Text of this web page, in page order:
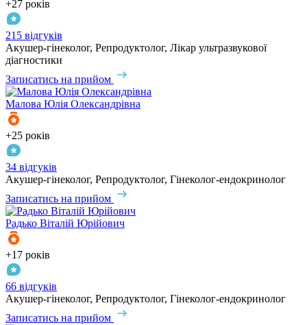
+27 років
215 відгуків
Акушер-гінеколог, Репродуктолог, Лікар ультразвукової
діагностики
Записатись на прийом
Малова Юлія Олександрівна
+25 років
34 відгуків
Акушер-гінеколог, Репродуктолог, Гінеколог-ендокринолог
Записатись на прийом
Радько Віталій Юрійович
+17 років
66 відгуків
Акушер-гінеколог, Репродуктолог, Гінеколог-ендокринолог
Записатись на прийом